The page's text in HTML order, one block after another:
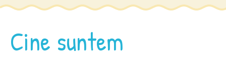
Cine suntem